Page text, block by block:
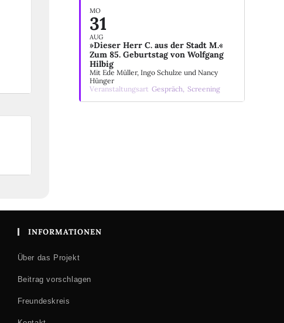
MO
31
AUG
»Dieser Herr C. aus der Stadt M.«
Zum 85. Geburtstag von Wolfgang
Hilbig
Mit Ede Müller, Ingo Schulze und Nancy
Hünger
Veranstaltungsart Gespräch, Screening
INFORMATIONEN
Über das Projekt
Beitrag vorschlagen
Freundeskreis